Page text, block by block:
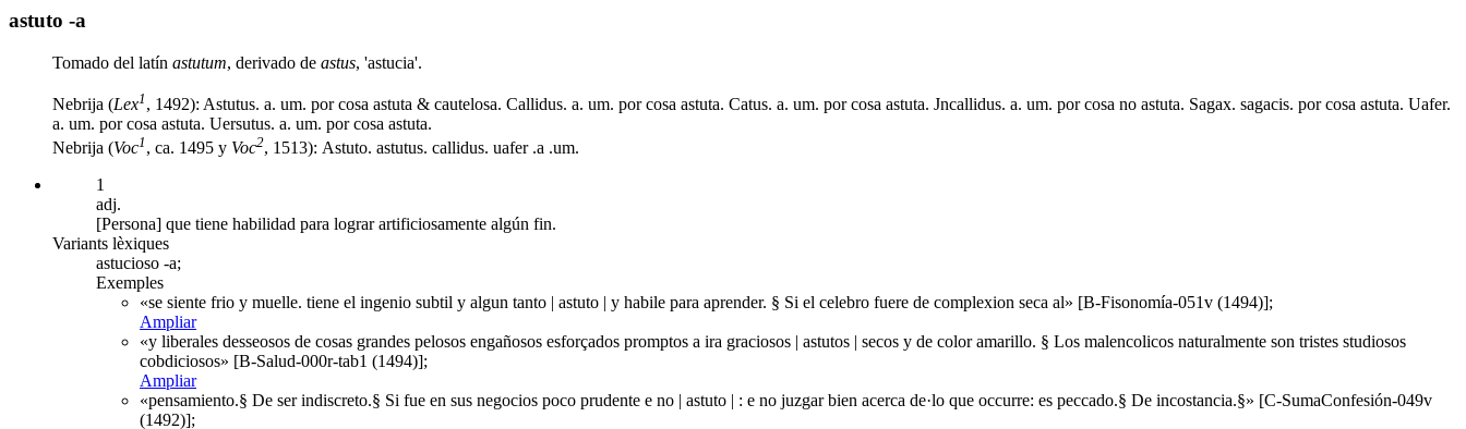
astuto -a
Tomado del latín astutum, derivado de astus, 'astucia'.
Nebrija (Lex1 , 1492): Astutus. a. um. por cosa astuta & cautelosa. Callidus. a. um. por cosa astuta. Catus. a. um. por cosa astuta. Jncallidus. a. um. por cosa no astuta. Sagax. sagacis. por cosa astuta. Uafer.
a. um. por cosa astuta. Uersutus. a. um. por cosa astuta.
Nebrija (Voc1 , ca. 1495 y Voc2, 1513): Astuto. astutus. callidus. uafer .a .um.
1
adj.
[Persona] que tiene habilidad para lograr artificiosamente algún fin.
Variants lèxiques
astucioso -a;
Exemples
«se siente frio y muelle. tiene el ingenio subtil y algun tanto | astuto | y habile para aprender. § Si el celebro fuere de complexion seca al» [B-Fisonomía-051v (1494)];
Ampliar
«y liberales desseosos de cosas grandes pelosos engañosos esforçados promptos a ira graciosos | astutos | secos y de color amarillo. § Los malencolicos naturalmente son tristes studiosos
cobdiciosos» [B-Salud-000r-tab1 (1494)];
Ampliar
«pensamiento.§ De ser indiscreto.§ Si fue en sus negocios poco prudente e no | astuto | : e no juzgar bien acerca de·lo que occurre: es peccado.§ De incostancia.§» [C-SumaConfesión-049v
(1492)];